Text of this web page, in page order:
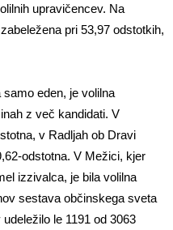
upravičencev. Na
pri 53,97 odstotkih,
eden, je volilna
z več kandidati. V
v Radljah ob Dravi
odstotna. V Mežici, kjer
izzivalca, je bila volilna
sestava občinskega sveta
le 1191 od 3063